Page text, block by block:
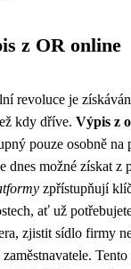
z OR online
revoluce je
kdy dříve. Výpis z
pouze osobně na
dnes možné získat z
zpřístupňují
ať už
zjistit sídlo firmy